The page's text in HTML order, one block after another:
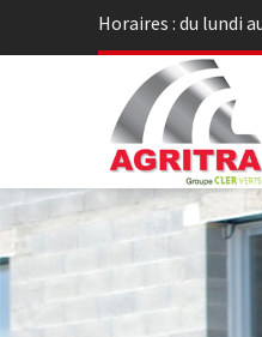
Horaires : du lundi